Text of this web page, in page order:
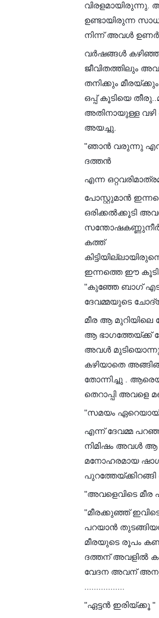
വിരളമായിരുന്നു.
ഉണ്ടായിരുന്ന
നിന്ന് അവൾ
വര്‍ഷങ്ങള്‍
ജീവിതത്തിലും
തനിക്കും
ഒപ്പ് കൂടിയെ
അതിനായുള്ള
അയച്ചു.
"ഞാന്‍ വരുന്നു
ദത്തൻ
എന്ന
പോസ്റ്റുമാൻ
ഒരിക്കൽക്കൂടി
സന്തോഷകണ്ണുനീർ
കത്ത്
ഇന്നത്തെ ഈ
"കുഞ്ഞേ ബാഗ്
ദേവമ്മയുടെ
മീര ആ മുറിയിലെ
ആ ഭാഗത്തേയ്ക്ക്
അവൾ മുടിയൊന്നു
കഴിയാതെ
തോന്നിച്ചു .
തെറാപ്പി അവളെ
"സമയം
എന്ന് ദേവമ്മ
നിമിഷം അവൾ ആ
മനോഹരമായ
"അവളെവിടെ
"മീരക്കുഞ്ഞ്
പറയാൻ
മീരയുടെ രൂപം
ദത്തന് അവളിൽ
വേദന അവന്
"ഏട്ടൻ ഇരിയ്ക്കൂ "